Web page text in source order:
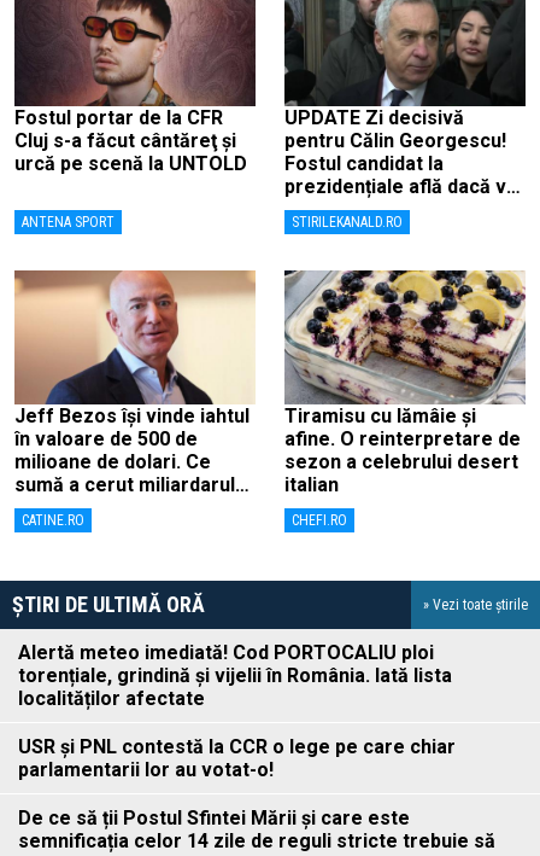
Fostul portar de la CFR
Cluj s-a făcut cântăreţ şi
urcă pe scenă la UNTOLD
ANTENA SPORT
UPDATE Zi decisivă
pentru Călin Georgescu!
Fostul candidat la
prezidențiale află dacă va
fi judecat pentru tentativă
de lovitură de stat
STIRILEKANALD.RO
Jeff Bezos își vinde iahtul
în valoare de 500 de
milioane de dolari. Ce
sumă a cerut miliardarul
pentru nava sa, Koru
CATINE.RO
Tiramisu cu lămâie și
afine. O reinterpretare de
sezon a celebrului desert
italian
CHEFI.RO
ȘTIRI DE ULTIMĂ ORĂ » Vezi toate știrile
Alertă meteo imediată! Cod PORTOCALIU ploi
torențiale, grindină și vijelii în România. Iată lista
localităților afectate
USR și PNL contestă la CCR o lege pe care chiar
parlamentarii lor au votat-o!
De ce să ții Postul Sfintei Mării și care este
semnificația celor 14 zile de reguli stricte trebuie să